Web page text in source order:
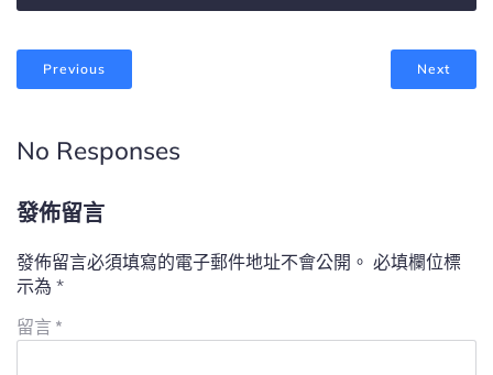
Previous Next
No Responses
發佈留言
發佈留言必須填寫的電子郵件地址不會公開。 必填欄位標
示為 *
留言 *